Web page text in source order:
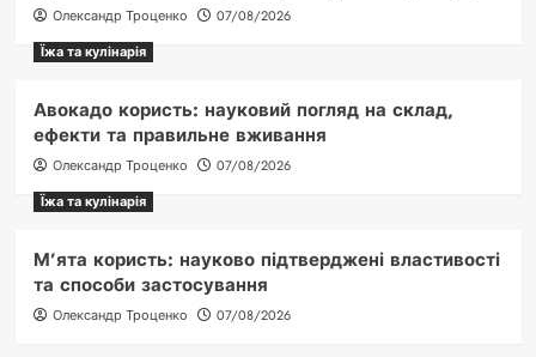
Олександр Троценко
07/08/2026
Їжа та кулінарія
Авокадо користь: науковий погляд на склад,
ефекти та правильне вживання
Олександр Троценко
07/08/2026
Їжа та кулінарія
М’ята користь: науково підтверджені властивості
та способи застосування
Олександр Троценко 07/08/2026